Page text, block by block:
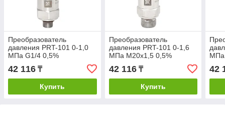
Преобразователь
давления PRT-101 0-1,0
MПа G1/4 0,5%
42 116 ₸
Купить
Преобразователь
давления PRT-101 0-1,6
MПа M20х1,5 0,5%
42 116₸
Купить
42